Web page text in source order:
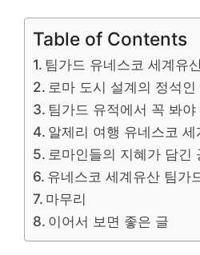
Table of Contents
팀가드 유네스코 세계유
로마 도시 설계의 정석
팀가드 유적에서 꼭 봐
알제리 여행 유네스코
로마인들의 지혜가 담긴
유네스코 세계유산 팀가
마무리
이어서 보면 좋은 글